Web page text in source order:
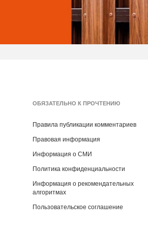
ОБЯЗАТЕЛЬНО К ПРОЧТЕНИЮ
Правила публикации комментариев
Правовая информация
Информация о СМИ
Политика конфиденциальности
Информация о рекомендательных
алгоритмах
Пользовательское соглашение